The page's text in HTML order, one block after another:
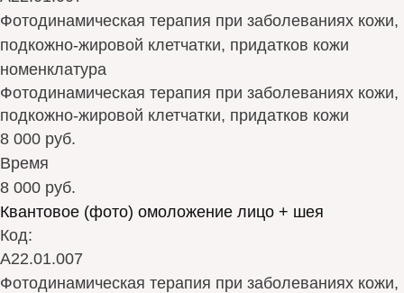
Фотодинамическая терапия при заболеваниях кожи,
подкожно-жировой клетчатки, придатков кожи
номенклатура
Фотодинамическая терапия при заболеваниях кожи,
подкожно-жировой клетчатки, придатков кожи
8 000 руб.
Время
8 000 руб.
Квантовое (фото) омоложение лицо + шея
Код:
А22.01.007
Фотодинамическая терапия при заболеваниях кожи,